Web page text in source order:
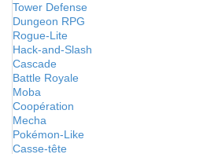
Tower Defense
Dungeon RPG
Rogue-Lite
Hack-and-Slash
Cascade
Battle Royale
Moba
Coopération
Mecha
Pokémon-Like
Casse-tête